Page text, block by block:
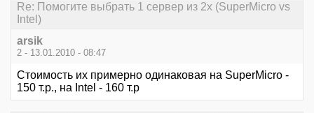
Re: Помогите выбрать 1 сервер из 2х (SuperMicro vs
Intel)
arsik
2 - 13.01.2010 - 08:47
Стоимость их примерно одинаковая на SuperMicro -
150 т.р., на Intel - 160 т.р